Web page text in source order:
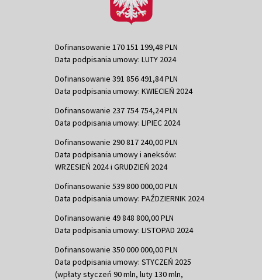
Dofinansowanie 170 151 199,48 PLN
Data podpisania umowy: LUTY 2024
Dofinansowanie 391 856 491,84 PLN
Data podpisania umowy: KWIECIEŃ 2024
Dofinansowanie 237 754 754,24 PLN
Data podpisania umowy: LIPIEC 2024
Dofinansowanie 290 817 240,00 PLN
Data podpisania umowy i aneksów:
WRZESIEŃ 2024 i GRUDZIEŃ 2024
Dofinansowanie 539 800 000,00 PLN
Data podpisania umowy: PAŹDZIERNIK 2024
Dofinansowanie 49 848 800,00 PLN
Data podpisania umowy: LISTOPAD 2024
Dofinansowanie 350 000 000,00 PLN
Data podpisania umowy: STYCZEŃ 2025
(wpłaty styczeń 90 mln, luty 130 mln,